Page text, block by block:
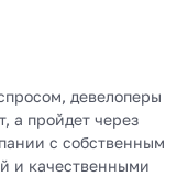
девелоперы
а пройдет через
с собственным
и качественными